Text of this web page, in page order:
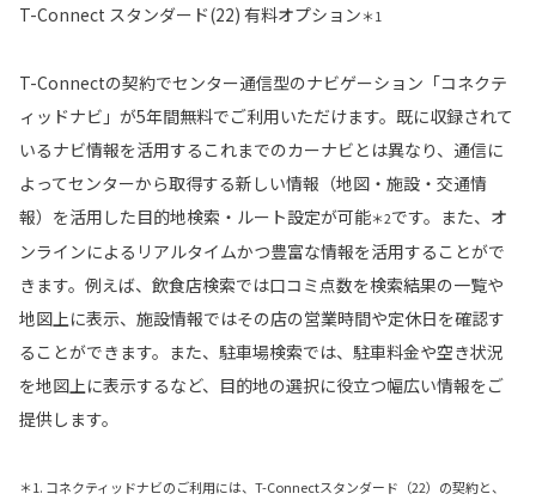
T-Connect スタンダード(22) 有料オプション＊1
T-Connectの契約でセンター通信型のナビゲーション「コネクテ
ィッドナビ」が5年間無料でご利用いただけます。既に収録されて
いるナビ情報を活用するこれまでのカーナビとは異なり、通信に
よってセンターから取得する新しい情報（地図・施設・交通情
報）を活用した目的地検索・ルート設定が可能＊2です。また、オ
ンラインによるリアルタイムかつ豊富な情報を活用することがで
きます。例えば、飲食店検索では口コミ点数を検索結果の一覧や
地図上に表示、施設情報ではその店の営業時間や定休日を確認す
ることができます。また、駐車場検索では、駐車料金や空き状況
を地図上に表示するなど、目的地の選択に役立つ幅広い情報をご
提供します。
＊1. コネクティッドナビのご利用には、T-Connectスタンダード（22）の契約と、